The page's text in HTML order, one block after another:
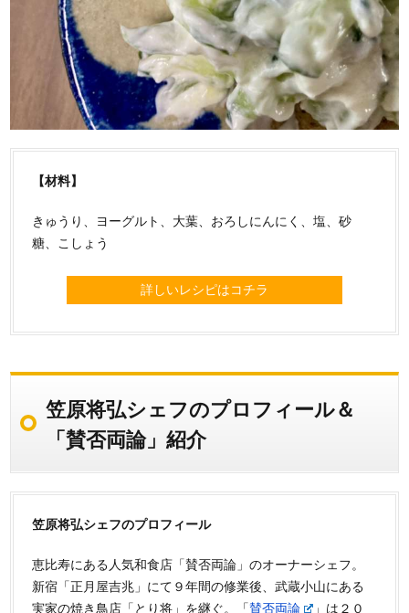
【材料】
きゅうり、ヨーグルト、大葉、おろしにんにく、塩、砂
糖、こしょう
詳しいレシピはコチラ
笠原将弘シェフのプロフィール＆
「賛否両論」紹介
笠原将弘シェフのプロフィール
恵比寿にある人気和食店「賛否両論」のオーナーシェフ。
新宿「正月屋吉兆」にて９年間の修業後、武蔵小山にある
実家の焼き鳥店「とり将」を継ぐ。「賛否両論 」は２０